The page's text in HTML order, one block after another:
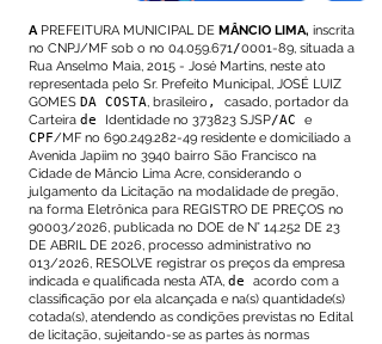
A PREFEITURA MUNICIPAL DE MÂNCIO LIMA, inscrita
no CNPJ/MF sob o no 04.059.671/0001-89, situada a
Rua Anselmo Maia, 2015 - José Martins, neste ato
representada pelo Sr. Prefeito Municipal, JOSÉ LUIZ
GOMES DA COSTA, brasileiro , casado, portador da
Carteira de Identidade no 373823 SJSP/AC e
CPF/MF no 690.249.282-49 residente e domiciliado a
Avenida Japiim no 3940 bairro São Francisco na
Cidade de Mâncio Lima Acre, considerando o
julgamento da Licitação na modalidade de pregão,
na forma Eletrônica para REGISTRO DE PREÇOS no
90003/2026, publicada no DOE de N° 14.252 DE 23
DE ABRIL DE 2026, processo administrativo no
013/2026, RESOLVE registrar os preços da empresa
indicada e qualificada nesta ATA, de acordo com a
classificação por ela alcançada e na(s) quantidade(s)
cotada(s), atendendo as condições previstas no Edital
de licitação, sujeitando-se as partes às normas